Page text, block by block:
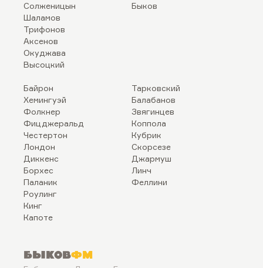
Солженицын
Шаламов
Трифонов
Аксенов
Окуджава
Высоцкий
Быков
Байрон
Хемингуэй
Фолкнер
Фицджеральд
Честертон
Лондон
Диккенс
Борхес
Паланик
Роулинг
Кинг
Капоте
Тарковский
Балабанов
Звягинцев
Коппола
Кубрик
Скорсезе
Джармуш
Линч
Феллини
БыковФМ